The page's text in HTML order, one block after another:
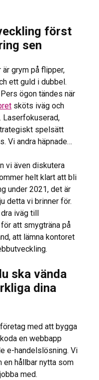
först
sen
grym på flipper,
ett guld i dubbel.
ögon tändes när
sköts iväg och
Laserfokuserad,
spelsätt
Vi andra häpnade…
vi även diskutera
helt klart att bli
under 2021, det är
detta vi brinner för.
iväg till
att smygträna på
att lämna kontoret
ska vända
dina
med att bygga
en webbapp
e-handelslösning. Vi
en hållbar nytta som
med.